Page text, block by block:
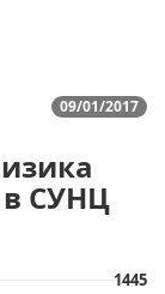
09/01/2017
в СУНЦ
1445